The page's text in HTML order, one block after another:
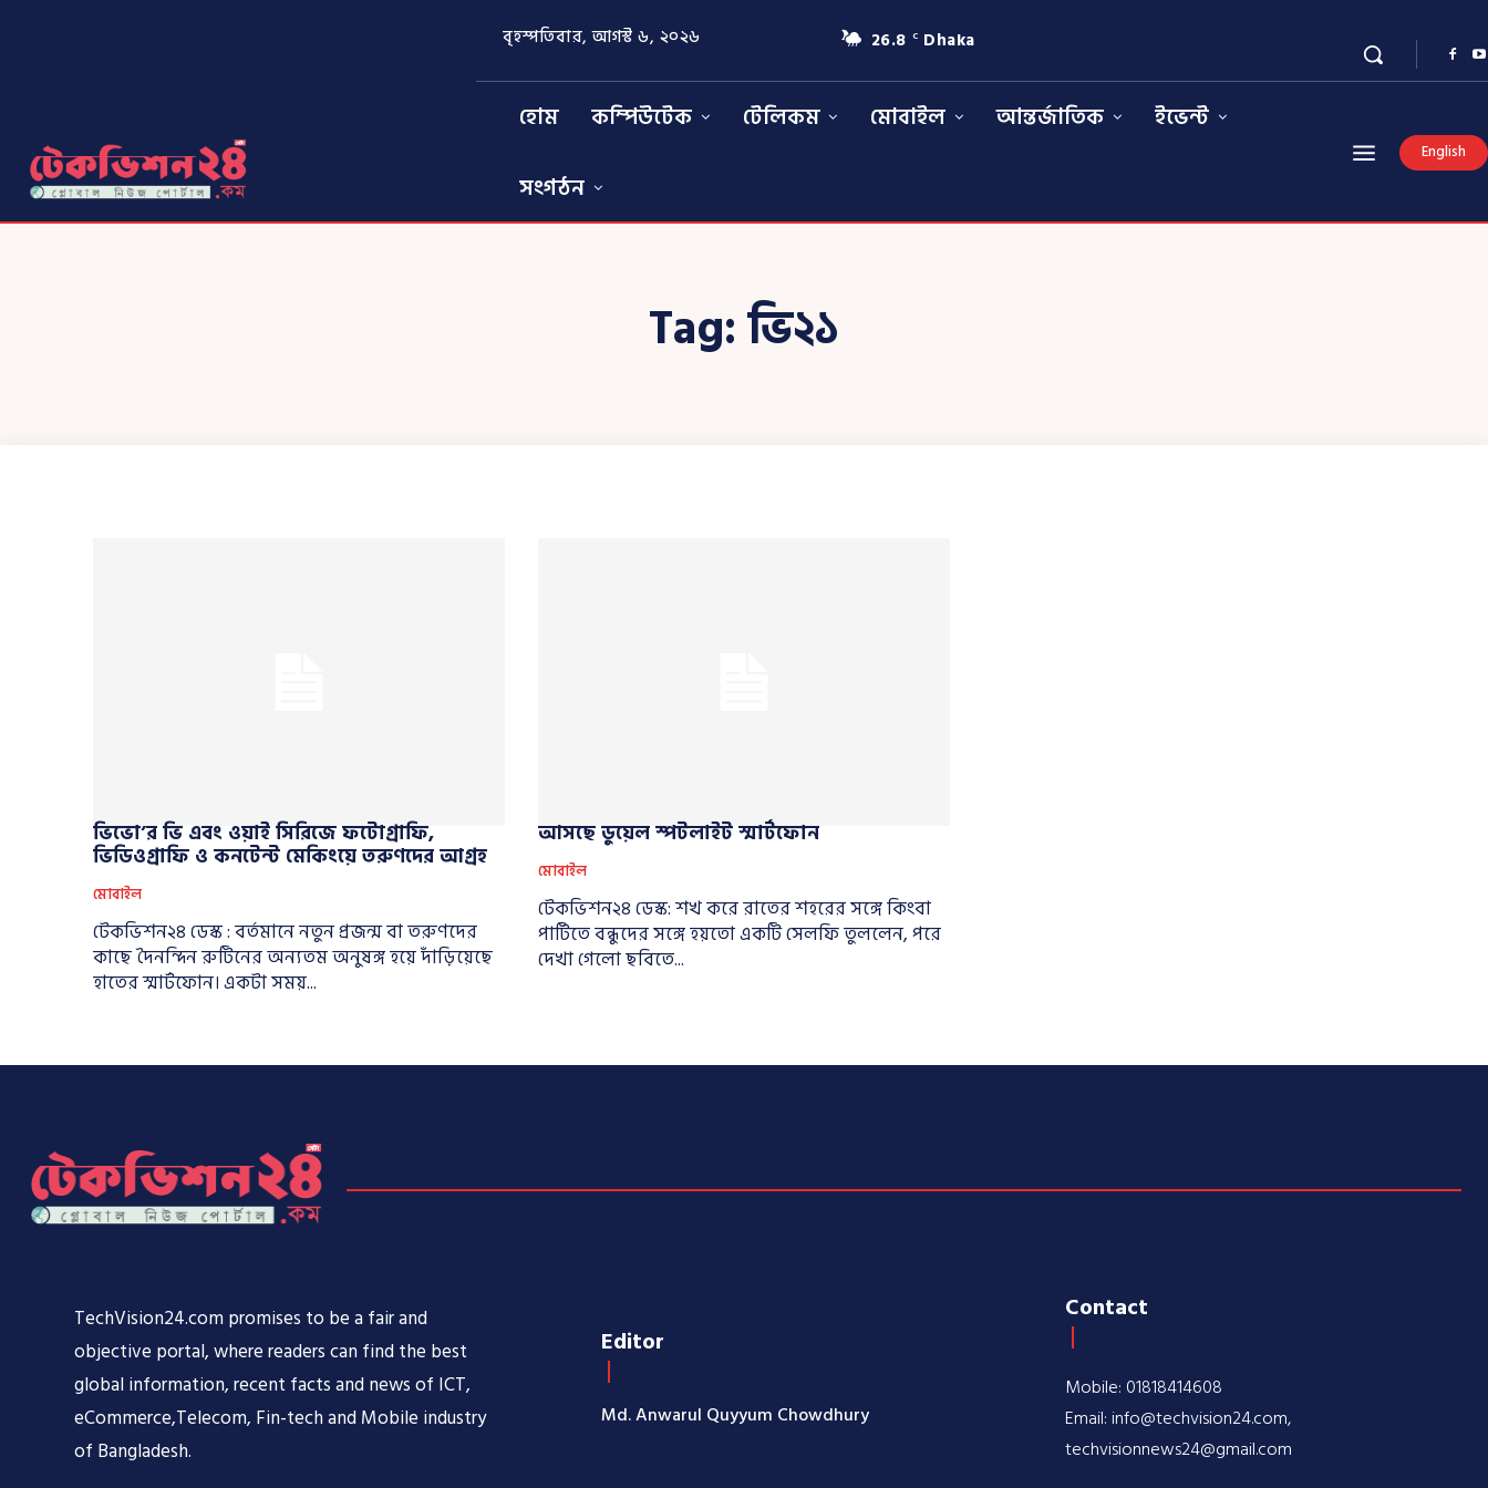
বৃহস্পতিবার, আগস্ট ৬, ২০২৬ 26.8 C Dhaka
হোম কম্পিউটেক টেলিকম মোবাইল আন্তর্জাতিক
ইভেন্ট
সংগঠন
English
Tag:ভি২১
ভিভো’র ভি এবং ওয়াই সিরিজে ফটোগ্রাফি,
ভিডিওগ্রাফি ও কনটেন্ট মেকিংয়ে তরুণদের আগ্রহ
মোবাইল
টেকভিশন২৪ ডেস্ক : বর্তমানে নতুন প্রজন্ম বা তরুণদের
কাছে দৈনন্দিন রুটিনের অন্যতম অনুষঙ্গ হয়ে দাঁড়িয়েছে
হাতের স্মার্টফোন। একটা সময়...
আসছে ডুয়েল স্পটলাইট স্মার্টফোন
মোবাইল
টেকভিশন২৪ ডেস্ক: শখ করে রাতের শহরের সঙ্গে কিংবা
পার্টিতে বন্ধুদের সঙ্গে হয়তো একটি সেলফি তুললেন, পরে
দেখা গেলো ছবিতে...
TechVision24.com promises to be a fair and
objective portal, where readers can find the best
global information, recent facts and news of ICT,
eCommerce,Telecom, Fin-tech and Mobile industry
of Bangladesh.
Editor
Md. Anwarul Quyyum Chowdhury
Contact
Mobile: 01818414608
Email: info@techvision24.com,
techvisionnews24@gmail.com